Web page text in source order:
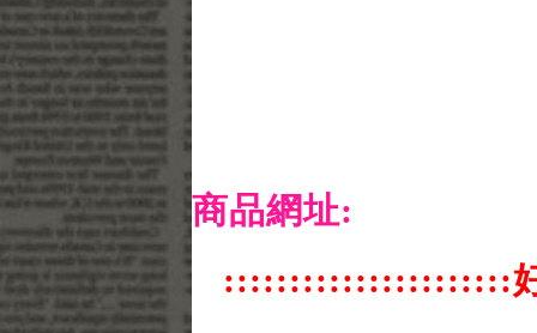
商品網址:
::::::::::::::::::::::